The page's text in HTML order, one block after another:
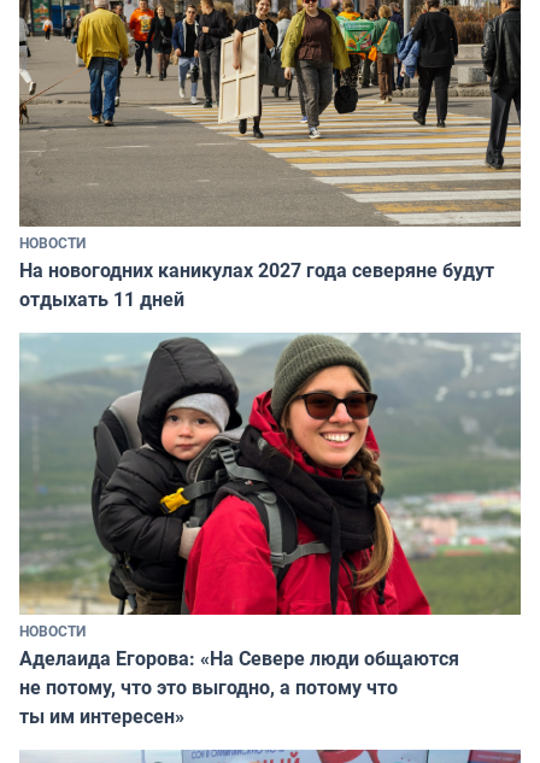
НОВОСТИ
На новогодних каникулах 2027 года северяне будут
отдыхать 11 дней
НОВОСТИ
Аделаида Егорова: «На Севере люди общаются
не потому, что это выгодно, а потому что
ты им интересен»